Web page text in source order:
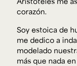
corazón.
Soy estoica de
me dedico a
modelado
más que nada